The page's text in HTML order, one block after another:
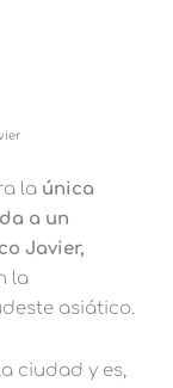
la única
a un
Javier,
la
asiático.
ciudad y es,